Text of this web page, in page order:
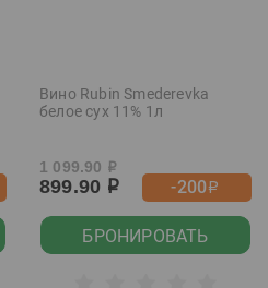
Вино Rubin Smederevka
белое сух 11% 1л
1 099.90 р
899.90 р -200р
БРОНИРОВАТЬ